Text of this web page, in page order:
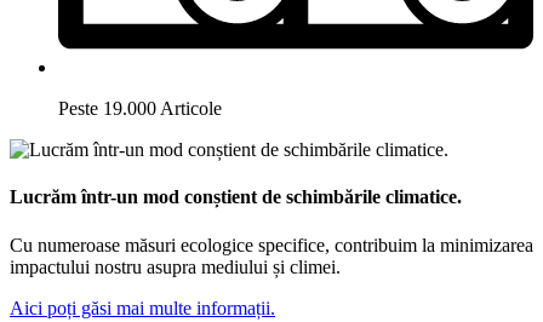
Peste 19.000 Articole
Lucrăm într-un mod conștient de schimbările climatice.
Cu numeroase măsuri ecologice specifice, contribuim la minimizarea
impactului nostru asupra mediului și climei.
Aici poți găsi mai multe informații.